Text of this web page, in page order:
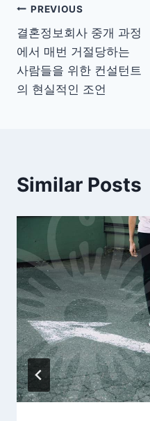
글
탐
색
PREVIOUS
결혼정보회사 중개 과정
에서 매번 거절당하는
사람들을 위한 컨설턴트
의 현실적인 조언
Similar Posts